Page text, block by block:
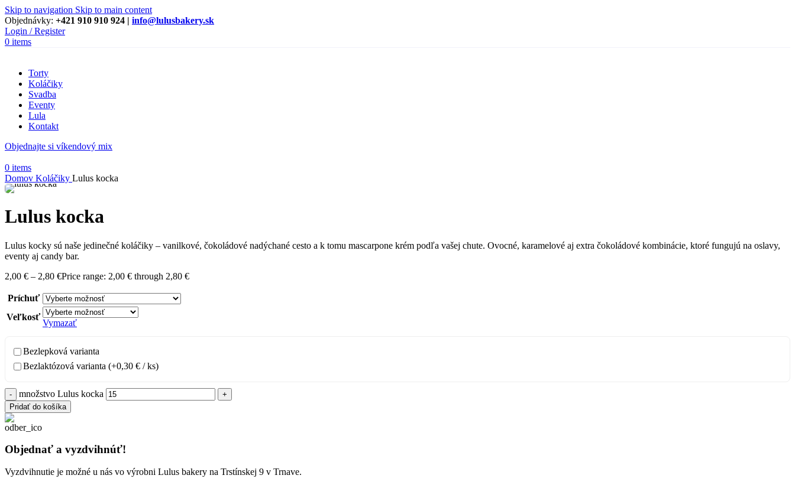
Skip to navigation Skip to main content
Objednávky: +421 910 910 924 | info@lulusbakery.sk
Login / Register
0 items
Torty
Koláčiky
Svadba
Eventy
Lula
Kontakt
Objednajte si víkendový mix
0 items
Domov Koláčiky Lulus kocka
Lulus kocka
Lulus kocky sú naše jedinečné koláčiky – vanilkové, čokoládové nadýchané cesto a k tomu mascarpone krém podľa vašej chute. Ovocné, karamelové aj extra čokoládové kombinácie, ktoré fungujú na oslavy,
eventy aj candy bar.
2,00 € – 2,80 €Price range: 2,00 € through 2,80 €
Príchuť
Veľkosť
Vymazať
Bezlepková varianta
Bezlaktózová varianta (+0,30 € / ks)
množstvo Lulus kocka
Pridať do košíka
Objednať a vyzdvihnúť!
Vyzdvihnutie je možné u nás vo výrobni Lulus bakery na Trstínskej 9 v Trnave.